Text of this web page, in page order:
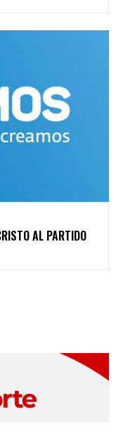
AL PARTIDO